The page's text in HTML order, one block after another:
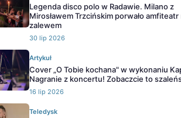
Legenda disco polo w Radawie. Milano z
Mirosławem Trzcińskim porwało amfiteatr
zalewem
30 lip 2026
Artykuł
Cover „O Tobie kochana" w wykonaniu
Nagranie z koncertu! Zobaczcie to
16 lip 2026
Teledysk